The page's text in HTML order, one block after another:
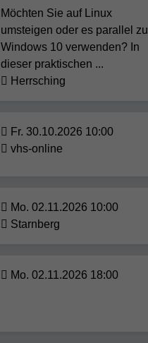
Möchten Sie auf Linux
umsteigen oder es parallel zu
Windows 10 verwenden? In
dieser praktischen ...
Herrsching
Fr. 30.10.2026 10:00
vhs-online
Mo. 02.11.2026 10:00
Starnberg
Mo. 02.11.2026 18:00